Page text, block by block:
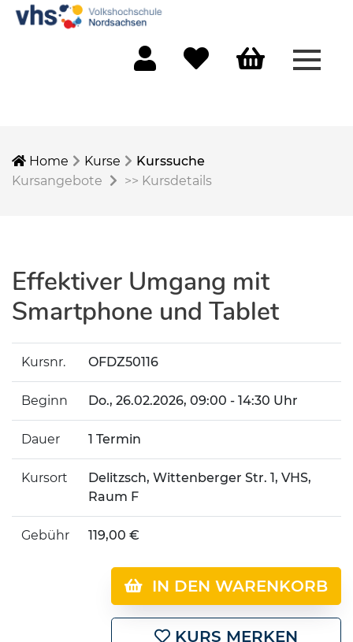
Home Kurse
Kurssuche
Kursangebote
>> Kursdetails
Effektiver Umgang mit
Smartphone und Tablet
Kursnr. OFDZ50116
Beginn Do., 26.02.2026, 09:00 - 14:30 Uhr
Dauer 1 Termin
Kursort
Delitzsch, Wittenberger Str. 1, VHS,
Raum F
Gebühr 119,00 €
IN DEN WARENKORB
KURS MERKEN